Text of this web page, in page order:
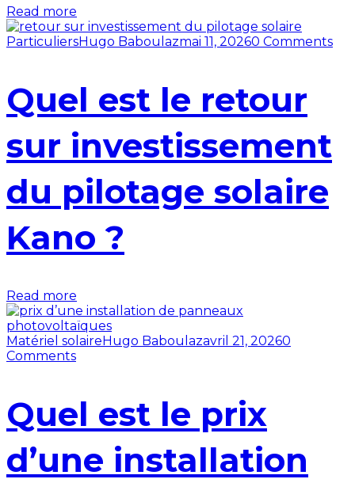
Read more
ParticuliersHugo Baboulazmai 11, 20260 Comments
Quel est le retour
sur investissement
du pilotage solaire
Kano ?
Read more
Matériel solaire Hugo Baboulazavril 21, 20260
Comments
Quel est le prix
d’une installation